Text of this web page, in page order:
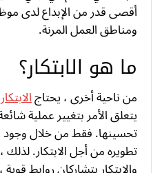
أقصى قدر من الإبداع لدى
ومناطق العمل المرنة.
ما هو الابتكار؟
من ناحية أخرى ، يحتاج
يتعلق الأمر بتغيير عملية
تحسينها. فقط من خلال وجود
تطويره من أجل الابتكار.